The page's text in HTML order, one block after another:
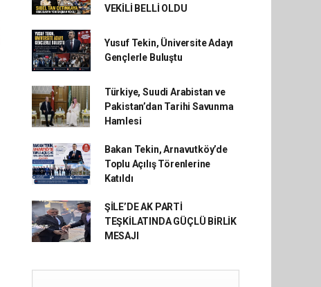
VEKİLİ BELLİ OLDU
Yusuf Tekin, Üniversite Adayı
Gençlerle Buluştu
Türkiye, Suudi Arabistan ve
Pakistan’dan Tarihi Savunma
Hamlesi
Bakan Tekin, Arnavutköy’de
Toplu Açılış Törenlerine
Katıldı
ŞİLE’DE AK PARTİ
TEŞKİLATINDA GÜÇLÜ BİRLİK
MESAJI